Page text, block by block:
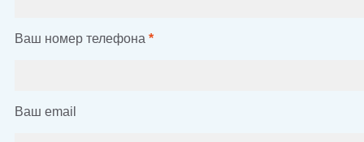
Ваш номер телефона *
Ваш email